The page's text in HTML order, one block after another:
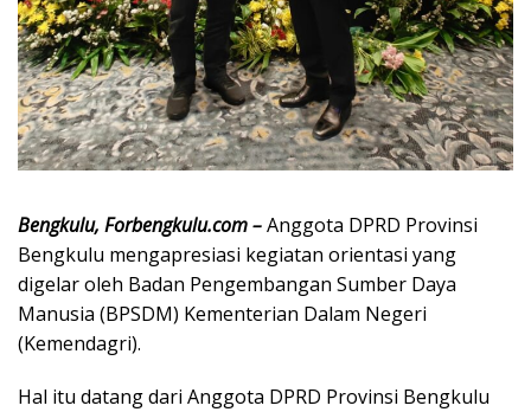
Bengkulu, Forbengkulu.com –Anggota DPRD Provinsi
Bengkulu mengapresiasi kegiatan orientasi yang
digelar oleh Badan Pengembangan Sumber Daya
Manusia (BPSDM) Kementerian Dalam Negeri
(Kemendagri).
Hal itu datang dari Anggota DPRD Provinsi Bengkulu